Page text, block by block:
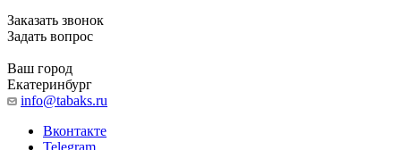
Заказать звонок
Задать вопрос
Ваш город
Екатеринбург
info@tabaks.ru
Вконтакте
Telegram